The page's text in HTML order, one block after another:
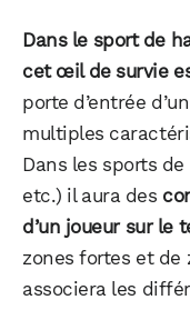
Dans le sport de
cet œil de survie
porte d’entrée
multiples
Dans les sports
etc.) il aura des
d’un joueur sur le
zones fortes et de
associera les